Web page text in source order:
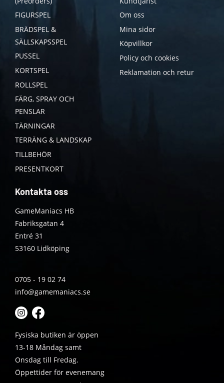
FIGURSPEL
BRÄDSPEL &
SÄLLSKAPSSPEL
PUSSEL
KORTSPEL
ROLLSPEL
FÄRG, SPRAY OCH
PENSLAR
TÄRNINGAR
TERRÄNG & LANDSKAP
TILLBEHÖR
PRESENTKORT
Om oss
Mina sidor
Köpvillkor
Policy och cookies
Reklamation och retur
Kontakta oss
GameManiacs HB
Fabriksgatan 4
Entré 31
53160 Lidköping
0705 - 19 02 74
info@gamemaniacs.se
Fysiska butiken är öppen
13-18 Måndag samt
Onsdag till Fredag.
Öppettider för evenemang